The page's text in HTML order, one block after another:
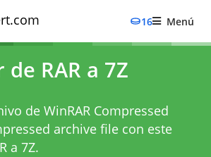
16 Menú
RAR a 7Z
de WinRAR Compressed
archive file con este
a 7Z.